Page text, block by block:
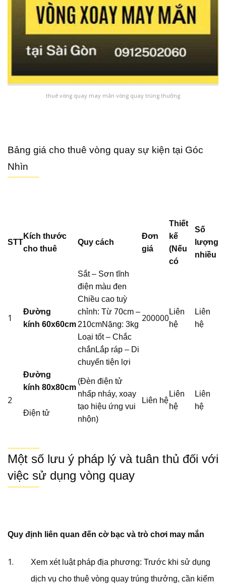
thuê vòng quay may mắn vòng quay trúng thưởng
Bảng giá cho thuê vòng quay sự kiện tại Góc
Nhìn
STT
Kích thước
cho thuê
Quy cách
Đơn
giá
Thiết
kế
(Nếu
có
Số
lượng
nhiều
1
Đường
kính 60x60cm
Sắt – Sơn tĩnh
điện màu đen
Chiều cao tuỳ
chỉnh: Từ 70cm –
210cmNặng: 3kg
Loại tốt – Chắc
chắnLắp ráp – Di
chuyển tiện lợi
200000
Liên
hệ
Liên
hệ
2
Đường
kính 80x80cm
Điện tử
(Đèn điện tử
nhấp nháy, xoay
tạo hiệu ứng vui
nhộn)
Liên hệ
Liên
hệ
Liên
hệ
Một số lưu ý pháp lý và tuân thủ đối với
việc sử dụng vòng quay
Quy định liên quan đến cờ bạc và trò chơi may mắn
Xem xét luật pháp địa phương: Trước khi sử dụng
dịch vụ cho thuê vòng quay trúng thưởng, cần kiểm